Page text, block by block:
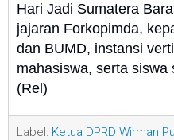
Hari Jadi Sumatera
jajaran Forkopimda,
dan BUMD, instansi
mahasiswa, serta siswa
(Rel)
Label: Ketua DPRD Wirman